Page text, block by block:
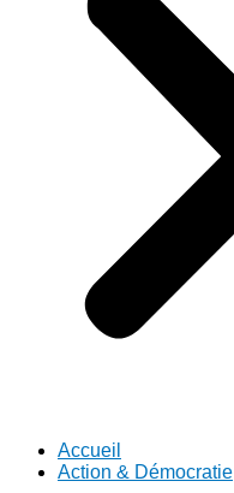
Accueil
Action & Démocratie